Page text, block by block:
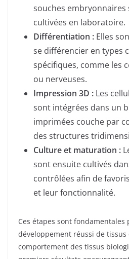
souches embryonnaires
cultivées en laboratoire.
Différentiation : Elles
se différencier en types
spécifiques, comme les
ou nerveuses.
Impression 3D : Les
sont intégrées dans un
imprimées couche par
des structures
Culture et maturation :
sont ensuite cultivés
contrôlées afin de
et leur fonctionnalité.
Ces étapes sont
développement réussi de
comportement des tissus